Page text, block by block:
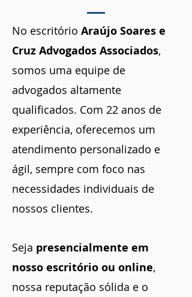
No escritório Araújo Soares e
Cruz Advogados Associados,
somos uma equipe de
advogados altamente
qualificados. Com 22 anos de
experiência, oferecemos um
atendimento personalizado e
ágil, sempre com foco nas
necessidades individuais de
nossos clientes.
Seja presencialmente em
nosso escritório ou online,
nossa reputação sólida e o